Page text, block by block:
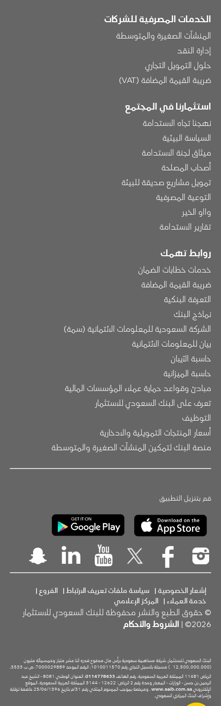
الخدمات المصرفية للشركات
المنشآت الصغيرة والمتوسطة
إدارة النقد
حلول التمويل التجاري
ضريبة القيمة المضافة (VAT)
استثمارنا في المجتمع
نهجنا تجاه الاستدامة
السياسة البيئية
ميثاق لجنة الاستدامة
أصحاب المصلحة
تمويل مشاريع صديقة للبيئة
التوعية المصرفية
وااو الخير
تقارير الاستدامة
روابط تهمك
خدمات خطابات الضمان
ضريبة القيمة المضافة
التعرفة البنكية
نماذج البنك
الشركة السعودية للمعلومات الائتمانية (سمة)
بيان للمعلومات الائتمانية
حاسبة الآيبان
حاسبة الميزانية
مبادئ وقواعد حماية عملاء المؤسسات المالية
تعرف على البنك السعودي للاستثمار
التوظيف
أسعار المنتجات التمويلية والادخارية
منصة البنك لتمكين المنشآت الصغيرة والمتوسطة
قم بتنزيل التطبيق
إشعار الخصوصية| سياسة ملفات تعريف الارتباط| الفروع |
خدمة العملاء| المركز الإعلامي
© حقوق الطبع والنشر محفوظة للبنك السعودي للاستثمار
2026© |
الشروط والأحكام
البنك السعودي للاستثمار، شركة مساهمة سعودية برأس مال مدفوع قدره اثنا عشر مليار وخمسمائة مليون
(12,500,000,000
) مسجلة بالسجل التجاري رقم 1010011570، الرقم الموحد 7000029889، ص.ب 3533،
الرياض 11481 المملكة العربية السعودية، رقم الهاتف
0114778433
، العنوان الوطني 8081 - الشيخ عبد
الرحمن بن حسن - الوزارات - المعذر وحدة رقم 2 الرياض: 12622 - 3144 المملكة العربية السعودية، الموقع
الإلكترونيwww.saib.com.sa
، ومرخصة بموجب المرسوم الملكي رقم 31/م بتاريخ 25/06/1396 خاضعة لرقابة
وإشراف البنك المركزي السعودي.